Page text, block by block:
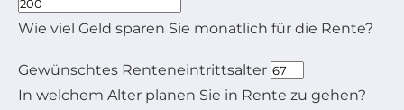
Wie viel Geld sparen Sie monatlich für die Rente?
Gewünschtes Renteneintrittsalter
In welchem Alter planen Sie in Rente zu gehen?